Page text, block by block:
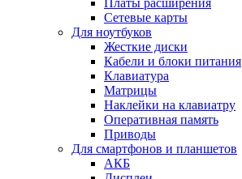
Платы расширения
Сетевые карты
Для ноутбуков
Жесткие диски
Кабели и блоки питания
Клавиатура
Матрицы
Наклейки на клавиатру
Оперативная память
Приводы
Для смартфонов и планшетов
АКБ